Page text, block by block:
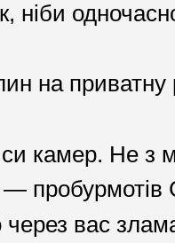
ніби
на приватну
камер. Не з
пробурмотів
вас